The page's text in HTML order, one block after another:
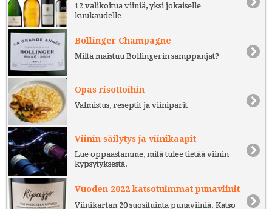
12 valikoitua viiniä, yksi jokaiselle
kuukaudelle
Bollinger Champagne
Miltä maistuu Bollingerin samppanjat?
Opas risottoihin
Valmistus, reseptit ja viiniparit
Viinin säilytys ja viinikaapit
Lue oppaastamme, mitä tulee tietää viinin
kypsytyksestä.
Vuoden 2022 katsotuimmat punaviinit
Viinikartan 20 suosituinta punaviiniä. Katso